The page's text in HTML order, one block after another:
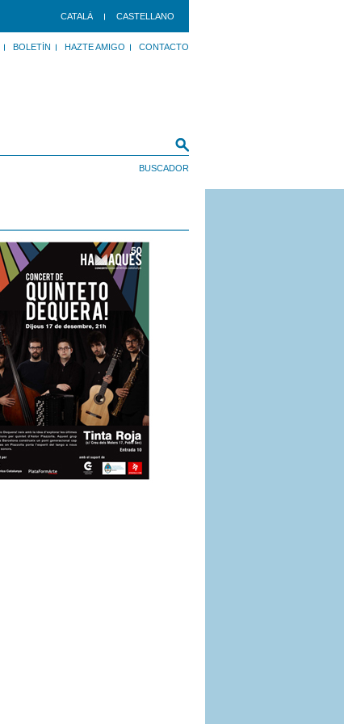
CATALÀ CASTELLANO
BOLETÍN HAZTE AMIGO CONTACTO